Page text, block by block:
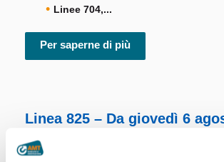
Linee 704,...
Per saperne di più
Linea 825 – Da giovedì 6